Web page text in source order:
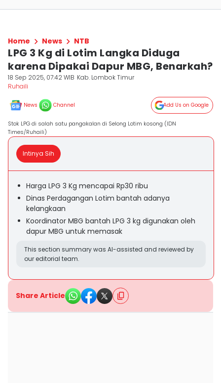
Home News NTB
LPG 3 Kg di Lotim Langka Diduga
karena Dipakai Dapur MBG, Benarkah?
18 Sep 2025, 07:42 WIB Kab. Lombok Timur
Ruhaili
News Channel Add Us on Google
Stok LPG di salah satu pangakalan di Selong Lotim kosong (IDN
Times/Ruhaili)
Intinya Sih
Harga LPG 3 Kg mencapai Rp30 ribu
Dinas Perdagangan Lotim bantah adanya
kelangkaan
Koordinator MBG bantah LPG 3 kg digunakan oleh
dapur MBG untuk memasak
This section summary was AI-assisted and reviewed by
our editorial team.
Share Article